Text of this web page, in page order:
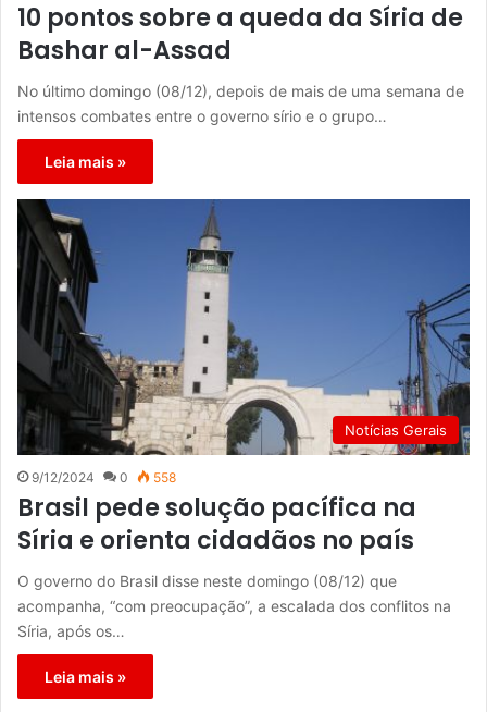
10 pontos sobre a queda da Síria de
Bashar al-Assad
No último domingo (08/12), depois de mais de uma semana de
intensos combates entre o governo sírio e o grupo…
Leia mais »
Notícias Gerais
9/12/2024 0 558
Brasil pede solução pacífica na
Síria e orienta cidadãos no país
O governo do Brasil disse neste domingo (08/12) que
acompanha, “com preocupação”, a escalada dos conflitos na
Síria, após os…
Leia mais »